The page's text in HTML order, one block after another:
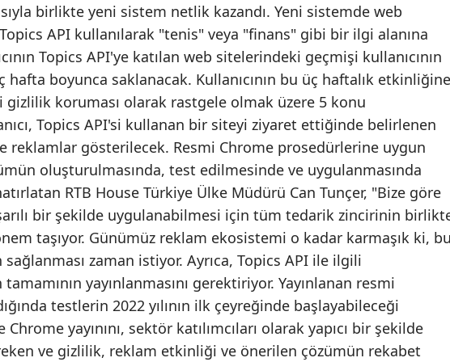
birlikte yeni sistem netlik kazandı. Yeni sistemde web
API kullanılarak "tenis" veya "finans" gibi bir ilgi alanına
Topics API'ye katılan web sitelerindeki geçmişi kullanıcının
hafta boyunca saklanacak. Kullanıcının bu üç haftalık etkinliğine
koruması olarak rastgele olmak üzere 5 konu
Topics API'si kullanan bir siteyi ziyaret ettiğinde belirlenen
reklamlar gösterilecek. Resmi Chrome prosedürlerine uygun
oluşturulmasında, test edilmesinde ve uygulanmasında
RTB House Türkiye Ülke Müdürü Can Tunçer, "Bize göre
bir şekilde uygulanabilmesi için tüm tedarik zincirinin
taşıyor. Günümüz reklam ekosistemi o kadar karmaşık ki,
zaman istiyor. Ayrıca, Topics API ile ilgili
yayınlanmasını gerektiriyor. Yayınlanan resmi
testlerin 2022 yılının ilk çeyreğinde başlayabileceği
yayınını, sektör katılımcıları olarak yapıcı bir şekilde
ve gizlilik, reklam etkinliği ve önerilen çözümün rekabet